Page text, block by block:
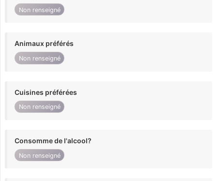
Non renseigné
Animaux préférés
Non renseigné
Cuisines préférées
Non renseigné
Consomme de l'alcool?
Non renseigné